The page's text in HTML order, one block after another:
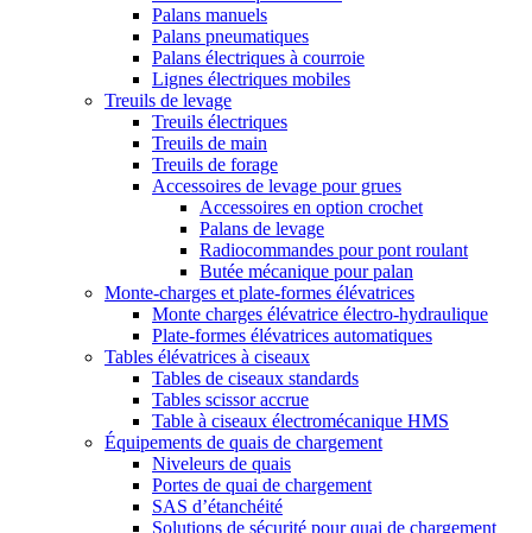
Palans manuels
Palans pneumatiques
Palans électriques à courroie
Lignes électriques mobiles
Treuils de levage
Treuils électriques
Treuils de main
Treuils de forage
Accessoires de levage pour grues
Accessoires en option crochet
Palans de levage
Radiocommandes pour pont roulant
Butée mécanique pour palan
Monte-charges et plate-formes élévatrices
Monte charges élévatrice électro-hydraulique
Plate-formes élévatrices automatiques
Tables élévatrices à ciseaux
Tables de ciseaux standards
Tables scissor accrue
Table à ciseaux électromécanique HMS
Équipements de quais de chargement
Niveleurs de quais
Portes de quai de chargement
SAS d’étanchéité
Solutions de sécurité pour quai de chargement